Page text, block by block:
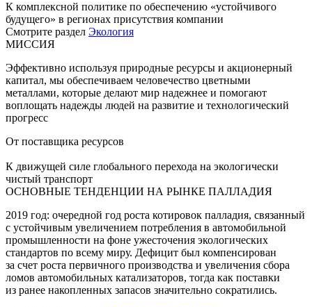
К комплексной политике по обеспечению «устойчивого
будущего» в регионах присутствия компании
Смотрите раздел Экология
МИССИЯ
Эффективно используя природные ресурсы и акционерный
капитал, мы обеспечиваем человечество цветными
металлами, которые делают мир надежнее и помогают
воплощать надежды людей на развитие и технологический
прогресс
От поставщика ресурсов
К движущей силе глобального перехода на экологически
чистый транспорт
ОСНОВНЫЕ ТЕНДЕНЦИИ НА РЫНКЕ ПАЛЛАДИЯ
2019 год: очередной год роста котировок палладия, связанный
с устойчивым увеличением потребления в автомобильной
промышленности на фоне ужесточения экологических
стандартов по всему миру. Дефицит был компенсирован
за счет роста первичного производства и увеличения сбора
ломов автомобильных катализаторов, тогда как поставки
из ранее накопленных запасов значительно сократились.